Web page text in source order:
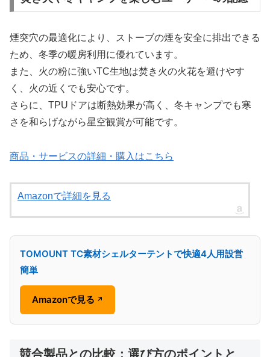
煙突穴の最適化により、ストーブの煙を安全に排出できる
ため、冬季の暖房利用に優れています。
また、火の粉に強いTC生地は焚き火の火花を避けやす
く、火の近くでも安心です。
さらに、TPUドアは断熱効果が高く、冬キャンプでも寒
さを和らげながら星空観賞が可能です。
商品・サービスの詳細・購入はこちら
Amazonで詳細を見る
TOMOUNT TC素材シェルターテントで快適4人用設営
簡単
Amazonで見る ↗
競合製品との比較：選び方のポイントと